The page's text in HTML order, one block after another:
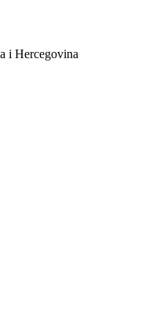
i Hercegovina